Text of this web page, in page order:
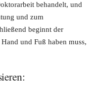
behandelt, und
und zum
beginnt der
und Fuß haben muss,